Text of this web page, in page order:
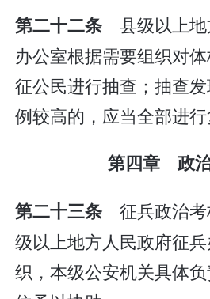
第二十二条 县级以上地
办公室根据需要组织对
征公民进行抽查；抽查
例较高的，应当全部进行
第四章 政
第二十三条 征兵政治考
级以上地方人民政府征
织，本级公安机关具体